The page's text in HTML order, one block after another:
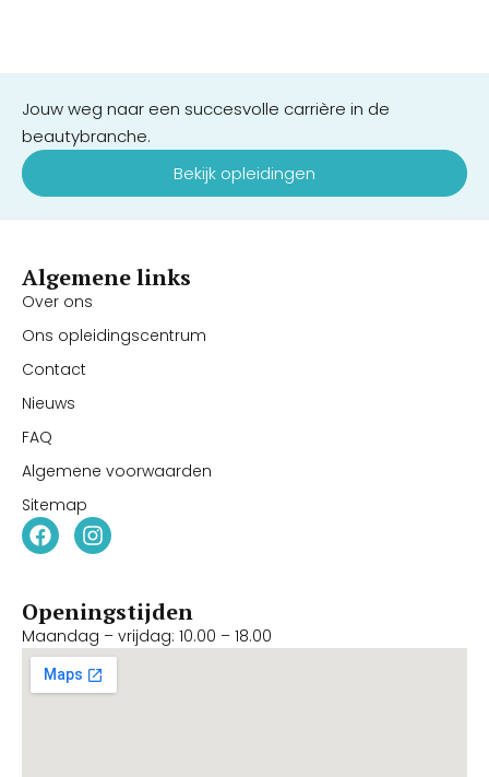
Jouw weg naar een succesvolle carrière in de
beautybranche.
Bekijk opleidingen
Algemene links
Over ons
Ons opleidingscentrum
Contact
Nieuws
FAQ
Algemene voorwaarden
Sitemap
Openingstijden
Maandag – vrijdag: 10.00 – 18.00